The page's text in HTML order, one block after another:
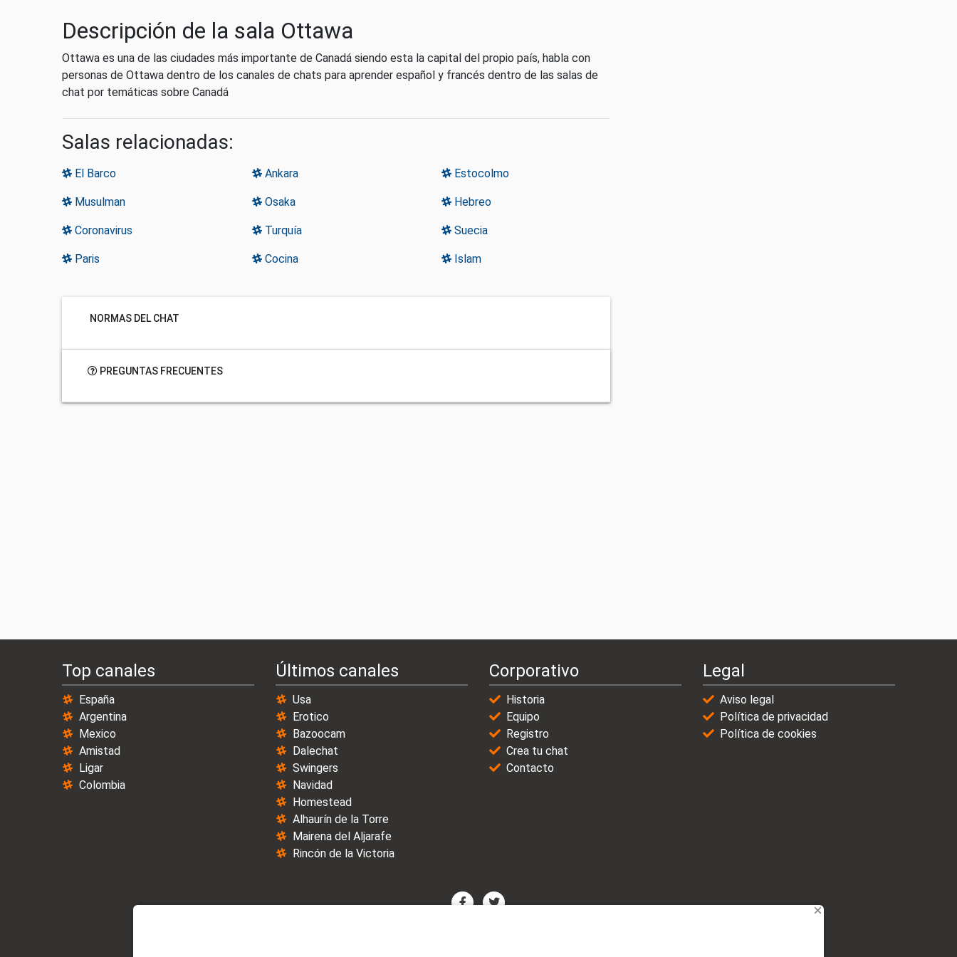
Descripción de la sala Ottawa
Ottawa es una de las ciudades más importante de Canadá siendo esta la capital del propio país, habla con
personas de Ottawa dentro de los canales de chats para aprender español y francés dentro de las salas de
chat por temáticas sobre Canadá
Salas relacionadas:
El Barco Ankara Estocolmo
Musulman Osaka Hebreo
Coronavirus Turquía Suecia
Paris Cocina Islam
NORMAS DEL CHAT
PREGUNTAS FRECUENTES
Top canales
España
Argentina
Mexico
Amistad
Ligar
Colombia
Últimos canales
Usa
Erotico
Bazoocam
Dalechat
Swingers
Navidad
Homestead
Alhaurín de la Torre
Mairena del Aljarafe
Rincón de la Victoria
Corporativo
Historia
Equipo
Registro
Crea tu chat
Contacto
Legal
Aviso legal
Política de privacidad
Política de cookies